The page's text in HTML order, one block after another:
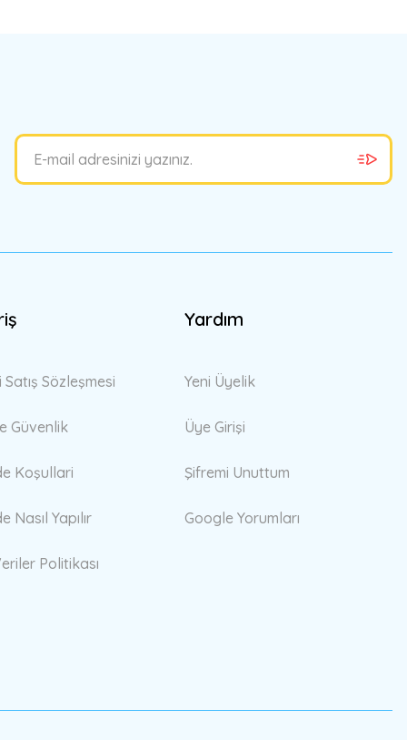
Sözleşmesi
Güvenlik
Koşullari
Nasıl Yapılır
Politikası
Yardım
Yeni Üyelik
Üye Girişi
Şifremi Unuttum
Google Yorumları